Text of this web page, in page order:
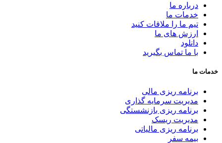
درباره ما
خدمات ما
تیم ما را ملاقات کنید
ارزش های ما
دانلود
با ما تماس بگیرید
خدمات ما
برنامه ریزی مالی
مدیریت سرمایه گذاری
برنامه ریزی بازنشستگی
مدیریت ریسک
برنامه ریزی مالیاتی
بیمه سفر